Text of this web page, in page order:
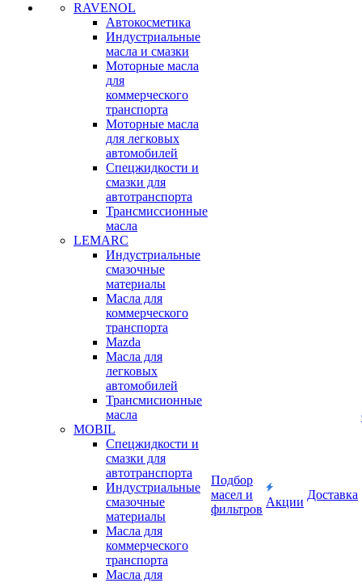
RAVENOL
Автокосметика
Индустриальные
масла и смазки
Моторные масла
для
коммерческого
транспорта
Моторные масла
для легковых
автомобилей
Спецжидкости и
смазки для
автотранспорта
Трансмиссионные
масла
LEMARC
Индустриальные
смазочные
материалы
Масла для
коммерческого
транспорта
Mazda
Масла для
легковых
автомобилей
Трансмисионные
масла
MOBIL
Cпецжидкости и
смазки для
автотранспорта
Индустриальные
смазочные
материалы
Масла для
коммерческого
транспорта
Масла для
Подбор
масел и
фильтров
Акции
Доставка